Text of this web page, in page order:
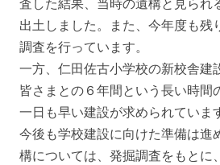
出土しました。また、今年度も残
調査を行っています。
一方、仁田佐古小学校の新校舎建
皆さまとの６年間という長い時間
一日も早い建設が求められていま
今後も学校建設に向けた準備は進
構については、発掘調査をもとに